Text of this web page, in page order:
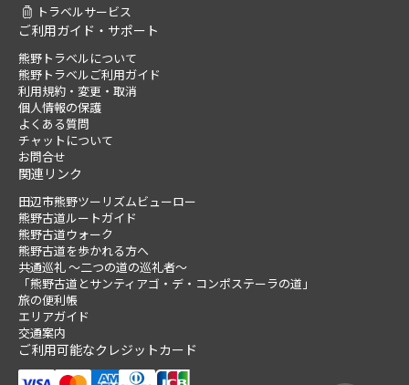
トラベルサービス
ご利用ガイド・サポート
熊野トラベルについて
熊野トラベルご利用ガイド
利用規約・変更・取消
個人情報の保護
よくある質問
チャットについて
お問合せ
関連リンク
田辺市熊野ツーリズムビューロー
熊野古道ルートガイド
熊野古道ウォーク
熊野古道を歩かれる方へ
共通巡礼 ～二つの道の巡礼者～
「熊野古道とサンティアゴ・デ・コンポステーラの道」
旅の便利帳
エリアガイド
交通案内
ご利用可能なクレジットカード